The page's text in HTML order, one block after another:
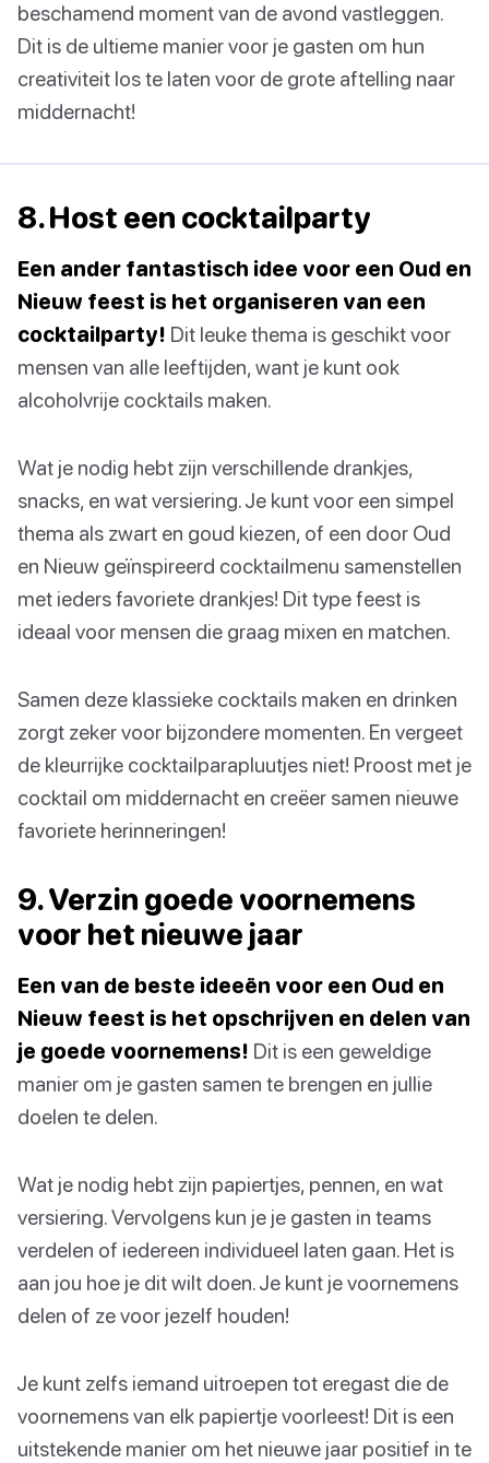
beschamend moment van de avond vastleggen.
Dit is de ultieme manier voor je gasten om hun
creativiteit los te laten voor de grote aftelling naar
middernacht!
8. Host een cocktailparty
Een ander fantastisch idee voor een Oud en
Nieuw feest is het organiseren van een
cocktailparty! Dit leuke thema is geschikt voor
mensen van alle leeftijden, want je kunt ook
alcoholvrije cocktails maken.
Wat je nodig hebt zijn verschillende drankjes,
snacks, en wat versiering. Je kunt voor een simpel
thema als zwart en goud kiezen, of een door Oud
en Nieuw geïnspireerd cocktailmenu samenstellen
met ieders favoriete drankjes! Dit type feest is
ideaal voor mensen die graag mixen en matchen.
Samen deze klassieke cocktails maken en drinken
zorgt zeker voor bijzondere momenten. En vergeet
de kleurrijke cocktailparapluutjes niet! Proost met je
cocktail om middernacht en creëer samen nieuwe
favoriete herinneringen!
9. Verzin goede voornemens
voor het nieuwe jaar
Een van de beste ideeën voor een Oud en
Nieuw feest is het opschrijven en delen van
je goede voornemens! Dit is een geweldige
manier om je gasten samen te brengen en jullie
doelen te delen.
Wat je nodig hebt zijn papiertjes, pennen, en wat
versiering. Vervolgens kun je je gasten in teams
verdelen of iedereen individueel laten gaan. Het is
aan jou hoe je dit wilt doen. Je kunt je voornemens
delen of ze voor jezelf houden!
Je kunt zelfs iemand uitroepen tot eregast die de
voornemens van elk papiertje voorleest! Dit is een
uitstekende manier om het nieuwe jaar positief in te